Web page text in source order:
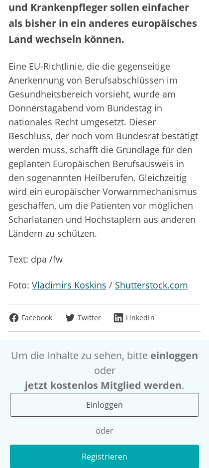
und Krankenpfleger sollen einfacher
als bisher in ein anderes europäisches
Land wechseln können.
Eine EU-Richtlinie, die die gegenseitige
Anerkennung von Berufsabschlüssen im
Gesundheitsbereich vorsieht, wurde am
Donnerstagabend vom Bundestag in
nationales Recht umgesetzt. Dieser
Beschluss, der noch vom Bundesrat bestätigt
werden muss, schafft die Grundlage für den
geplanten Europäischen Berufsausweis in
den sogenannten Heilberufen. Gleichzeitig
wird ein europäischer Vorwarnmechanismus
geschaffen, um die Patienten vor möglichen
Scharlatanen und Hochstaplern aus anderen
Ländern zu schützen.
Text: dpa /fw
Foto: Vladimirs Koskins / Shutterstock.com
Facebook Twitter LinkedIn
Um die Inhalte zu sehen, bitte einloggen
oder
jetzt kostenlos Mitglied werden.
Einloggen
oder
Registrieren